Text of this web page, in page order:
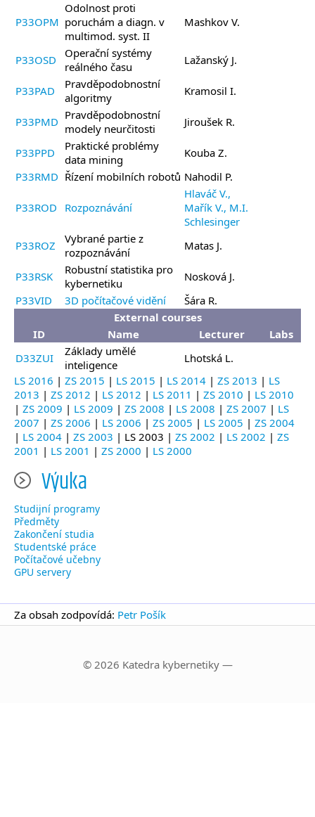
P33OPM
Odolnost proti
poruchám a diagn. v
multimod. syst. II
Mashkov V.
P33OSD
Operační systémy
reálného času
Lažanský J.
P33PAD
Pravděpodobnostní
algoritmy
Kramosil I.
P33PMD Pravděpodobnostní
modely neurčitosti
Jiroušek R.
P33PPD
Praktické problémy
data mining
Kouba Z.
P33RMD Řízení mobilních robotů Nahodil P.
P33ROD Rozpoznávání
Hlaváč V.,
Mařík V., M.I.
Schlesinger
P33ROZ
Vybrané partie z
rozpoznávání
Matas J.
P33RSK
Robustní statistika pro
kybernetiku
Nosková J.
P33VID
3D počítačové vidění
Šára R.
External courses
ID
Name Lecturer
Labs
D33ZUI
Základy umělé
inteligence
Lhotská L.
LS 2016 | ZS 2015 | LS 2015 | LS 2014 | ZS 2013 | LS
2013 | ZS 2012 | LS 2012 | LS 2011 | ZS 2010 | LS 2010
| ZS 2009 | LS 2009 | ZS 2008 | LS 2008 | ZS 2007 | LS
2007 | ZS 2006 | LS 2006 | ZS 2005 | LS 2005 | ZS 2004
| LS 2004 | ZS 2003 | LS 2003 | ZS 2002 | LS 2002 | ZS
2001 | LS 2001 | ZS 2000 | LS 2000
Výuka
Studijní programy
Předměty
Zakončení studia
Studentské práce
Počítačové učebny
GPU servery
Za obsah zodpovídá: Petr Pošík
© 2026 Katedra kybernetiky —